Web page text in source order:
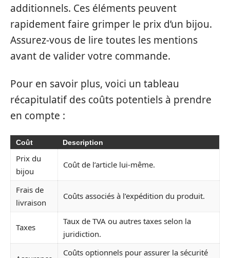
additionnels. Ces éléments peuvent
rapidement faire grimper le prix d’un bijou.
Assurez-vous de lire toutes les mentions
avant de valider votre commande.
Pour en savoir plus, voici un tableau
récapitulatif des coûts potentiels à prendre
en compte :
Coût Description
Prix du
bijou
Coût de l’article lui-même.
Frais de
livraison
Coûts associés à l’expédition du produit.
Taxes
Taux de TVA ou autres taxes selon la
juridiction.
Coûts optionnels pour assurer la sécurité